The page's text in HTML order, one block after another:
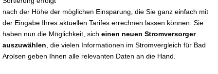
nach der Höhe der möglichen Einsparung, die Sie ganz einfach mit
der Eingabe Ihres aktuellen Tarifes errechnen lassen können. Sie
haben nun die Möglichkeit, sich einen neuen Stromversorger
auszuwählen , die vielen Informationen im Stromvergleich für Bad
Arolsen geben Ihnen alle relevanten Daten an die Hand.